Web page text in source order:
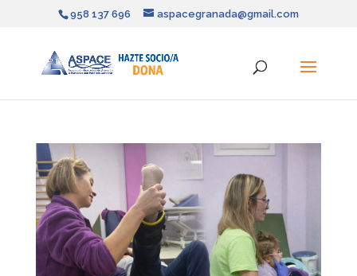
958 137 696 aspacegranada@gmail.com